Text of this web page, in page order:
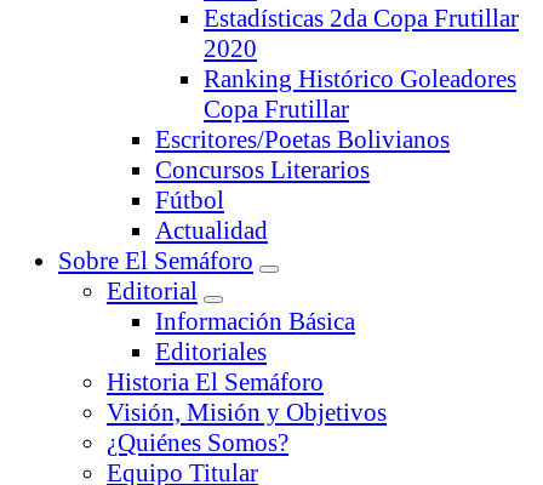
Estadísticas 2da Copa Frutillar
2020
Ranking Histórico Goleadores
Copa Frutillar
Escritores/Poetas Bolivianos
Concursos Literarios
Fútbol
Actualidad
Sobre El Semáforo
Editorial
Información Básica
Editoriales
Historia El Semáforo
Visión, Misión y Objetivos
¿Quiénes Somos?
Equipo Titular